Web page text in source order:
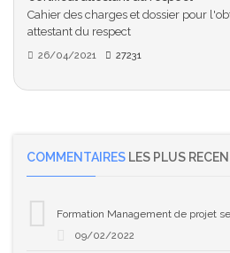
Cahier des charges et dossier pour
attestant du respect
26/04/2021 27231
COMMENTAIRES LES PLUS
Formation Management de projet
09/02/2022